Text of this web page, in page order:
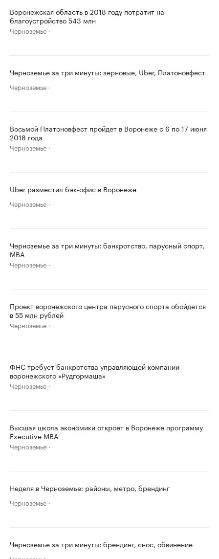
Воронежская область в 2018 году потратит на
благоустройство 543 млн
Черноземье
Черноземье за три минуты: зерновые, Uber, Платоновфест
Черноземье
Восьмой Платоновфест пройдет в Воронеже с 6 по 17 июня
2018 года
Черноземье
Uber разместил бэк-офис в Воронеже
Черноземье
Черноземье за три минуты: банкротство, парусный спорт,
MBA
Черноземье
Проект воронежского центра парусного спорта обойдется
в 55 млн рублей
Черноземье
ФНС требует банкротства управляющей компании
воронежского «Рудгормаша»
Черноземье
Высшая школа экономики откроет в Воронеже программу
Executive MBA
Черноземье
Неделя в Черноземье: районы, метро, брендинг
Черноземье
Черноземье за три минуты: брендинг, снос, обвинение